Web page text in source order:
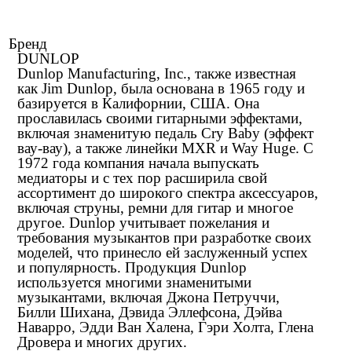
Бренд
DUNLOP
Dunlop Manufacturing, Inc., также известная
как Jim Dunlop, была основана в 1965 году и
базируется в Калифорнии, США. Она
прославилась своими гитарными эффектами,
включая знаменитую педаль Cry Baby (эффект
вау-вау), а также линейки MXR и Way Huge. С
1972 года компания начала выпускать
медиаторы и с тех пор расширила свой
ассортимент до широкого спектра аксессуаров,
включая струны, ремни для гитар и многое
другое. Dunlop учитывает пожелания и
требования музыкантов при разработке своих
моделей, что принесло ей заслуженный успех
и популярность. Продукция Dunlop
используется многими знаменитыми
музыкантами, включая Джона Петруччи,
Билли Шихана, Дэвида Эллефсона, Дэйва
Наварро, Эдди Ван Халена, Гэри Холта, Глена
Дровера и многих других.